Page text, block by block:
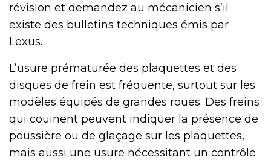
révision et demandez au mécanicien s’il
existe des bulletins techniques émis par
Lexus.
L’usure prématurée des plaquettes et des
disques de frein est fréquente, surtout sur les
modèles équipés de grandes roues. Des freins
qui couinent peuvent indiquer la présence de
poussière ou de glaçage sur les plaquettes,
mais aussi une usure nécessitant un contrôle